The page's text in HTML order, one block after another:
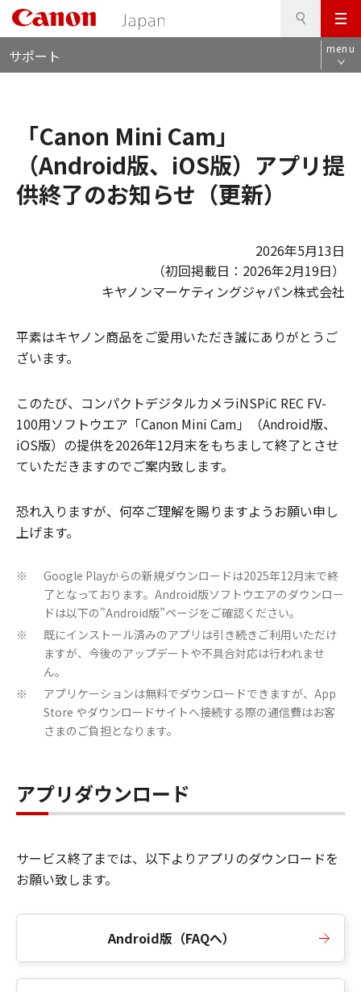
メ
ニ
ュ
サポート menu
「Canon Mini Cam」
（Android版、iOS版）アプリ提
供終了のお知らせ（更新）
2026年5月13日
（初回掲載日：2026年2月19日）
キヤノンマーケティングジャパン株式会社
平素はキヤノン商品をご愛用いただき誠にありがとうご
ざいます。
このたび、コンパクトデジタルカメラiNSPiC REC FV-
100用ソフトウエア「Canon Mini Cam」（Android版、
iOS版）の提供を2026年12月末をもちまして終了とさせ
ていただきますのでご案内致します。
恐れ入りますが、何卒ご理解を賜りますようお願い申し
上げます。
※
Google Playからの新規ダウンロードは2025年12月末で終
了となっております。Android版ソフトウエアのダウンロー
ドは以下の”Android版”ページをご確認ください。
※
既にインストール済みのアプリは引き続きご利用いただけ
ますが、今後のアップデートや不具合対応は行われませ
ん。
※
アプリケーションは無料でダウンロードできますが、App
Store やダウンロードサイトへ接続する際の通信費はお客
さまのご負担となります。
アプリダウンロード
サービス終了までは、以下よりアプリのダウンロードを
お願い致します。
Android版（FAQへ）